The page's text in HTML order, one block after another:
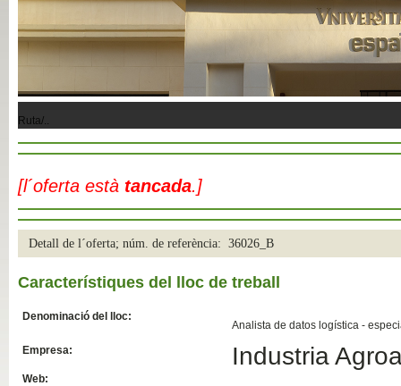
Ruta/..
[l´oferta està tancada.]
Detall de l´oferta; núm. de referència: 36026_B
Característiques del lloc de treball
Denominació del lloc:
Analista de datos logística -
Empresa:
Industria
Web: